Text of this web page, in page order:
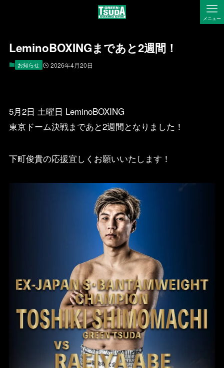
メニュー
LeminoBOXINGまであと2週間！
お知らせ 2026年4月20日
5月2日 土曜日 LeminoBOXING
東京ドーム決戦まであと2週間となりました！
下町俊貴の応援宜しくお願いいたします！